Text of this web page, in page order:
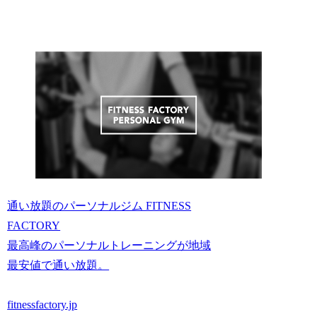
通い放題のパーソナルジム FITNESS
FACTORY
最高峰のパーソナルトレーニングが地域
最安値で通い放題。
fitnessfactory.jp